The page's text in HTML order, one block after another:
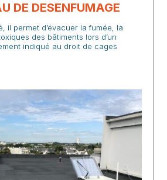
DE DESENFUMAGE
il permet d’évacuer la fumée, la
des bâtiments lors d’un
indiqué au droit de cages